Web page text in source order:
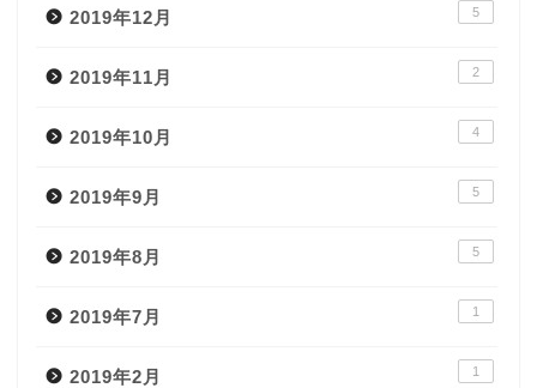
2019年12月 5
2019年11月 2
2019年10月 4
2019年9月 5
2019年8月 5
2019年7月 1
2019年2月 1